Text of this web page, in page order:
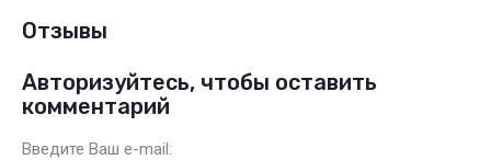
Отзывы
Авторизуйтесь, чтобы оставить
комментарий
Введите Ваш e-mail: